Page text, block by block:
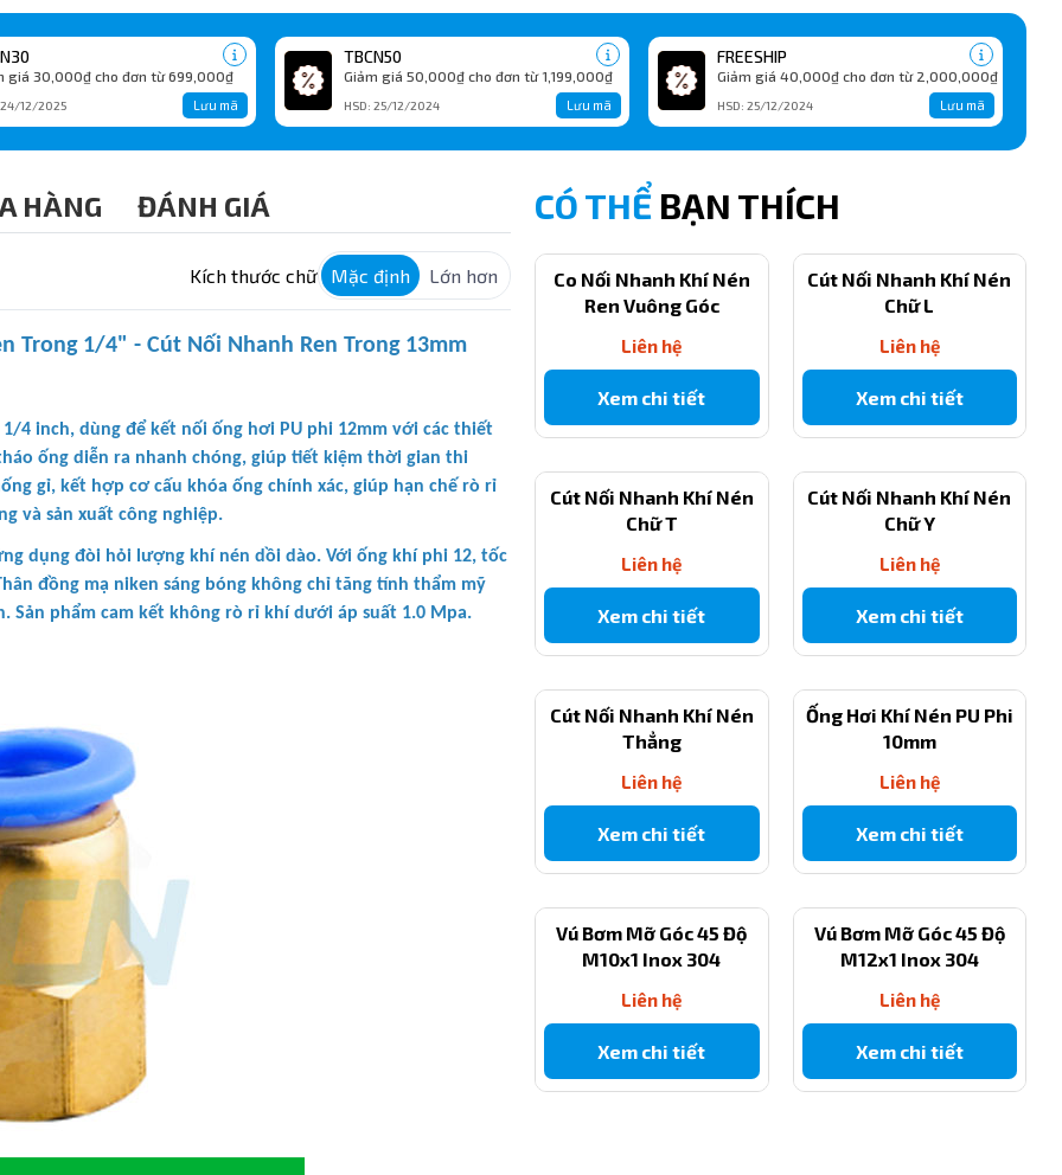
giá 30,000₫ cho đơn từ 699,000₫
24/12/2025 Lưu mã
TBCN50
Giảm giá 50,000₫ cho đơn từ 1,199,000₫
HSD: 25/12/2024 Lưu mã
FREESHIP
Giảm giá 40,000₫ cho đơn từ 2,000,000₫
HSD: 25/12/2024 Lưu mã
HÀNG ĐÁNH GIÁ
Kích thước chữ Mặc định Lớn hơn
Trong 1/4" - Cút Nối Nhanh Ren Trong 13mm
4 inch, dùng để kết nối ống hơi PU phi 12mm với các thiết
ống diễn ra nhanh chóng, giúp tiết kiệm thời gian thi
gỉ, kết hợp cơ cấu khóa ống chính xác, giúp hạn chế rò rỉ
và sản xuất công nghiệp.
dụng đòi hỏi lượng khí nén dồi dào. Với ống khí phi 12, tốc
đồng mạ niken sáng bóng không chỉ tăng tính thẩm mỹ
phẩm cam kết không rò rỉ khí dưới áp suất 1.0 Mpa.
CÓ THỂ BẠN THÍCH
Co Nối Nhanh Khí Nén
Ren Vuông Góc
Liên hệ
Xem chi tiết
Cút Nối Nhanh Khí Nén
Chữ L
Liên hệ
Xem chi tiết
Cút Nối Nhanh Khí Nén
Chữ T
Liên hệ
Xem chi tiết
Cút Nối Nhanh Khí Nén
Chữ Y
Liên hệ
Xem chi tiết
Cút Nối Nhanh Khí Nén
Thẳng
Liên hệ
Xem chi tiết
Ống Hơi Khí Nén PU Phi
10mm
Liên hệ
Xem chi tiết
Vú Bơm Mỡ Góc 45 Độ
M10x1 Inox 304
Liên hệ
Xem chi tiết
Vú Bơm Mỡ Góc 45 Độ
M12x1 Inox 304
Liên hệ
Xem chi tiết